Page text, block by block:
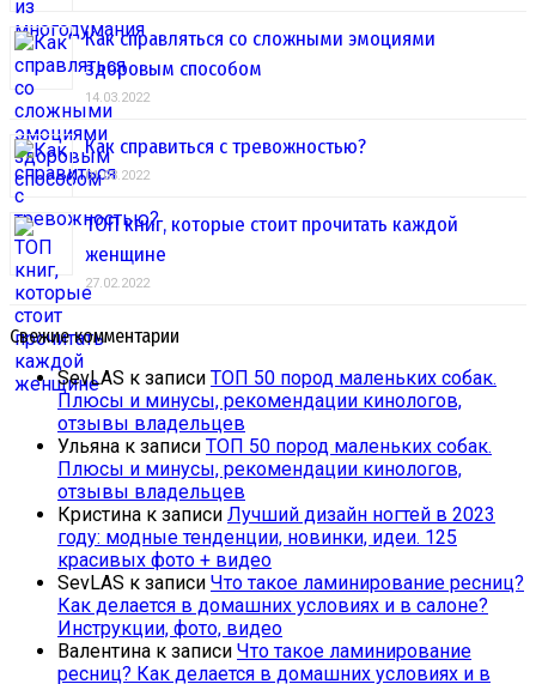
Как справляться со сложными эмоциями
здоровым способом
14.03.2022
Как справиться с тревожностью?
01.03.2022
ТОП книг, которые стоит прочитать каждой
женщине
27.02.2022
Свежие комментарии
SevLAS к записи ТОП 50 пород маленьких собак.
Плюсы и минусы, рекомендации кинологов,
отзывы владельцев
Ульяна к записи ТОП 50 пород маленьких собак.
Плюсы и минусы, рекомендации кинологов,
отзывы владельцев
Кристина к записи Лучший дизайн ногтей в 2023
году: модные тенденции, новинки, идеи. 125
красивых фото + видео
SevLAS к записи Что такое ламинирование ресниц?
Как делается в домашних условиях и в салоне?
Инструкции, фото, видео
Валентина к записи Что такое ламинирование
ресниц? Как делается в домашних условиях и в